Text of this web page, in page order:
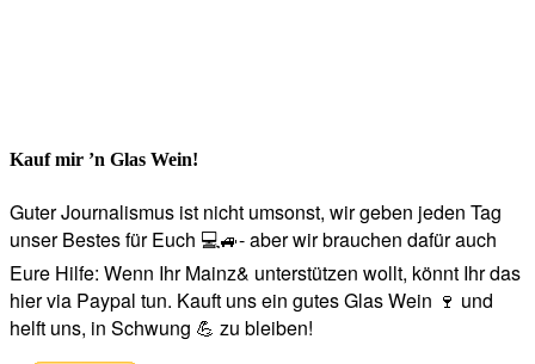
Kauf mir ’n Glas Wein!
Guter Journalismus ist nicht umsonst, wir geben jeden Tag
unser Bestes für Euch 💻🚙- aber wir brauchen dafür auch
Eure Hilfe: Wenn Ihr Mainz& unterstützen wollt, könnt Ihr das
hier via Paypal tun. Kauft uns ein gutes Glas Wein 🍷 und
helft uns, in Schwung 💪 zu bleiben!